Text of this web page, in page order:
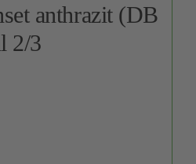
anthrazit (DB
2/3